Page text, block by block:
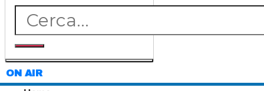
ON AIR